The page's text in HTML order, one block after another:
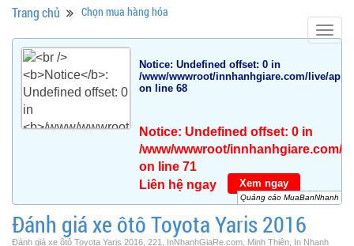
Trang chủ Chọn mua hàng hóa
Notice: Undefined offset: 0 in
/www/wwwroot/innhanhgiare.com/live/
on line 68
Notice: Undefined offset: 0 in
/www/wwwroot/innhanhgiare.com/
on line 71
Liên hệ ngay
Xem ngay
Quảng cáo MuaBanNhanh
Đánh giá xe ôtô Toyota Yaris 2016
Đánh giá xe ôtô Toyota Yaris 2016, 221, InNhanhGiaRe.com, Minh Thiện, In Nhanh